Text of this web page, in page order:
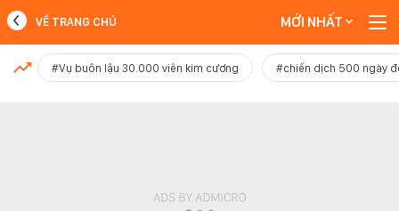
MỚI NHẤT
VỀ TRANG CHỦ MỚI NHẤT
#Vụ buôn lậu 30.000 viên kim cương #chiến dịch 500 ngày